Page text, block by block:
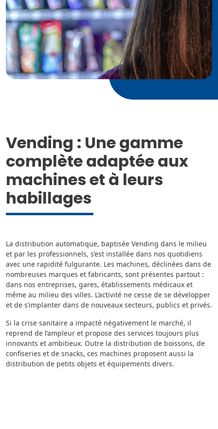
Vending : Une gamme
complète adaptée aux
machines et à leurs
habillages
La distribution automatique, baptisée Vending dans le milieu
et par les professionnels, s’est installée dans nos quotidiens
avec une rapidité fulgurante. Les machines, déclinées dans de
nombreuses marques et fabricants, sont présentes partout :
dans nos entreprises, gares, établissements médicaux et
même au milieu des villes. L’activité ne cesse de se développer
et de s’implanter dans de nouveaux secteurs, publics et privés.
Si la crise sanitaire a impacté négativement le marché, il
reprend de l’ampleur et propose des services toujours plus
innovants et ambitieux. Outre la distribution de boissons, de
confiseries et de snacks, ces machines proposent aussi la
distribution de petits objets et équipements divers.